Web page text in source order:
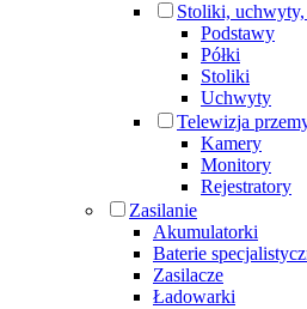
Stoliki, uchwyty,
Podstawy
Półki
Stoliki
Uchwyty
Telewizja
Kamery
Monitory
Rejestratory
Zasilanie
Akumulatorki
Baterie
Zasilacze
Ładowarki